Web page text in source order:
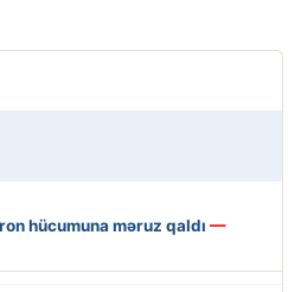
hücumuna məruz qaldı —